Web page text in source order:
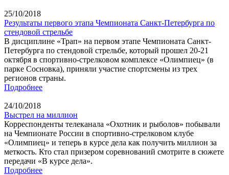
25/10/2018
Результаты первого этапа Чемпионата Санкт-Петербурга по
стендовой стрельбе
В дисциплине «Трап» на первом этапе Чемпионата Санкт-
Петербурга по стендовой стрельбе, который прошел 20-21
октября в спортивно-стрелковом комплексе «Олимпиец» (в
парке Сосновка), приняли участие спортсмены из трех
регионов страны.
Подробнее
24/10/2018
Выстрел на миллион
Корреспонденты телеканала «Охотник и рыболов» побывали
на Чемпионате России в спортивно-стрелковом клубе
«Олимпиец» и теперь в курсе дела как получить миллион за
меткость. Кто стал призером соревнований смотрите в сюжете
передачи «В курсе дела».
Подробнее